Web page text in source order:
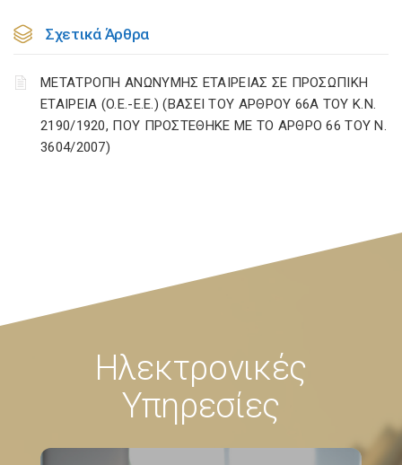
Σχετικά Άρθρα
MΕΤΑΤΡΟΠΗ AΝΩΝΥΜΗΣ EΤΑΙΡΕΙΑΣ ΣΕ ΠΡΟΣΩΠΙΚΗ
EΤΑΙΡΕΙΑ (O.E.-E.E.) (ΒΑΣΕΙ ΤΟΥ ΑΡΘΡΟΥ 66Α ΤΟΥ K.N.
2190/1920, ΠΟΥ ΠΡΟΣΤΕΘΗΚΕ ΜΕ ΤΟ ΑΡΘΡΟ 66 ΤΟΥ N.
3604/2007)
Ηλεκτρονικές
Υπηρεσίες